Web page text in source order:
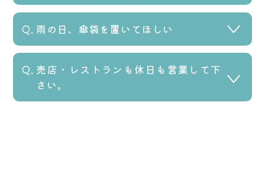
2019.01.12
ご意見ありがとうございます。
た。設定温度は適性であると考えられ
ますが、ベッドの位置や時間帯によっ
雨の日、傘袋を置いてほしい
2018.11.17
ご意見ありがとうございます。
傘の水滴による転倒事故防止のため傘
売店・レストランも休日も営業して下
さい。